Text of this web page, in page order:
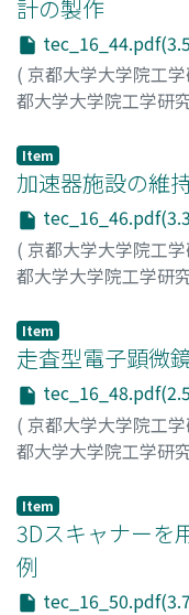
計の製作
( 京都大学大学院工
都大学大学院工学研
多田, 康平
Item
加速器施設の維
( 京都大学大学院工
都大学大学院工学研
佐々木, 善孝
Masahiro;ササキ, ヨ
Item
走査型電子顕微
( 京都大学大学院工
都大学大学院工学研
石川, 航佑
Item
3Dスキャナーを
例